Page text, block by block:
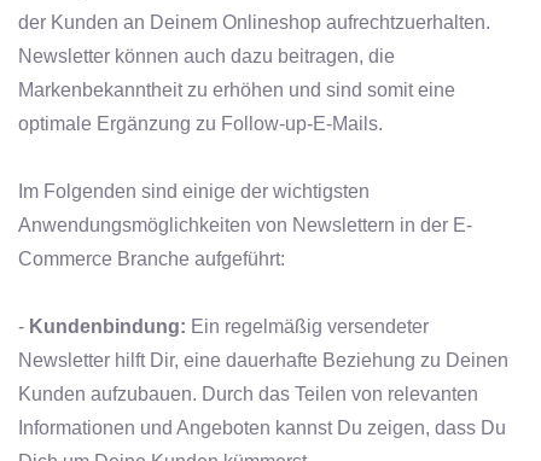
der Kunden an Deinem Onlineshop aufrechtzuerhalten.
Newsletter können auch dazu beitragen, die
Markenbekanntheit zu erhöhen und sind somit eine
optimale Ergänzung zu Follow-up-E-Mails.
Im Folgenden sind einige der wichtigsten
Anwendungsmöglichkeiten von Newslettern in der E-
Commerce Branche aufgeführt:
- Kundenbindung: Ein regelmäßig versendeter
Newsletter hilft Dir, eine dauerhafte Beziehung zu Deinen
Kunden aufzubauen. Durch das Teilen von relevanten
Informationen und Angeboten kannst Du zeigen, dass Du